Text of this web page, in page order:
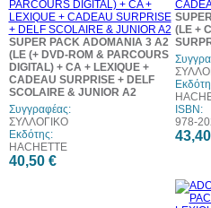
SUPER PACK ADOMANIA 3 A2
(LE (+ DVD-ROM & PARCOURS
DIGITAL) + CA + LEXIQUE +
CADEAU SURPRISE + DELF
SCOLAIRE & JUNIOR A2
Συγγραφέας:
ΣΥΛΛΟΓΙΚΟ
Εκδότης:
HACHETTE
40,50 €
(LE +
ISBN:
978-